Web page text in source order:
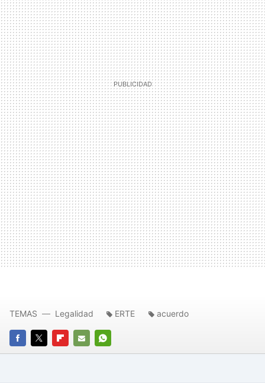
FACEBOOK
TWITTERFLIPBOARD
E-
WHATSAPP
TEMAS Legalidad ERTE acuerdo